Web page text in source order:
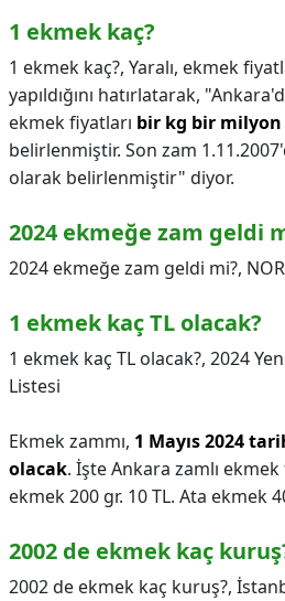
1 ekmek kaç?
1 ekmek kaç?, Yaralı, ekmek
yapıldığını hatırlatarak,
ekmek fiyatları bir kg bir milyon
belirlenmiştir. Son zam
olarak belirlenmiştir" diyor.
2024 ekmeğe zam geldi
2024 ekmeğe zam geldi mi?,
1 ekmek kaç TL olacak?
1 ekmek kaç TL olacak?, 2024
Listesi
Ekmek zammı, 1 Mayıs 2024
olacak. İşte Ankara zamlı
ekmek 200 gr. 10 TL. Ata ekmek
2002 de ekmek kaç
2002 de ekmek kaç kuruş?,